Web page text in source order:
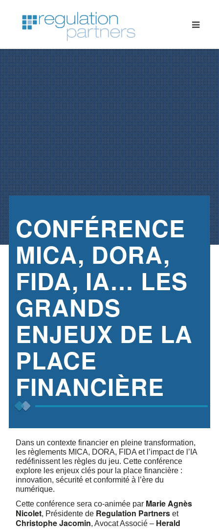
CONFÉRENCE
MICA, DORA,
FIDA, IA… LES
GRANDS
ENJEUX DE LA
PLACE
FINANCIÈRE
Dans un contexte financier en pleine transformation,
les règlements MICA, DORA, FIDA et l’impact de l’IA
redéfinissent les règles du jeu. Cette conférence
explore les enjeux clés pour la place financière :
innovation, sécurité et conformité à l’ère du
numérique.
Cette conférence sera co-animée par Marie Agnès
Nicolet, Présidente de Regulation Partnerset
Christophe Jacomin, Avocat Associé – Herald